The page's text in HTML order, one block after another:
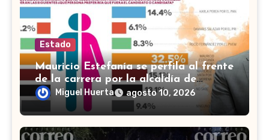
Estado
Mauricio Estefanía se perfila al frente
de la carrera por la alcaldía de
Cortazar
Miguel Huerta agosto 10, 2026